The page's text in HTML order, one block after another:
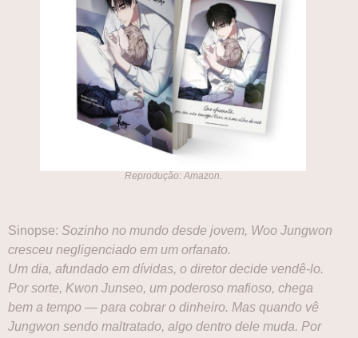
Reprodução: Amazon.
Sinopse: Sozinho no mundo desde jovem, Woo Jungwon
cresceu negligenciado em um orfanato.
Um dia, afundado em dívidas, o diretor decide vendê-lo.
Por sorte, Kwon Junseo, um poderoso mafioso, chega
bem a tempo ― para cobrar o dinheiro. Mas quando vê
Jungwon sendo maltratado, algo dentro dele muda. Por